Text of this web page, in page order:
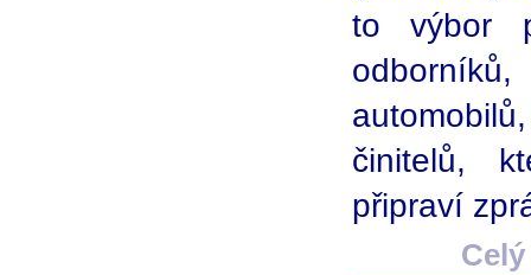
to výbor
činitelů,
připraví